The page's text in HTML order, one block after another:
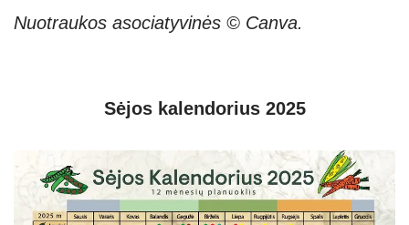
Nuotraukos asociatyvinės © Canva.
Sėjos kalendorius 2025